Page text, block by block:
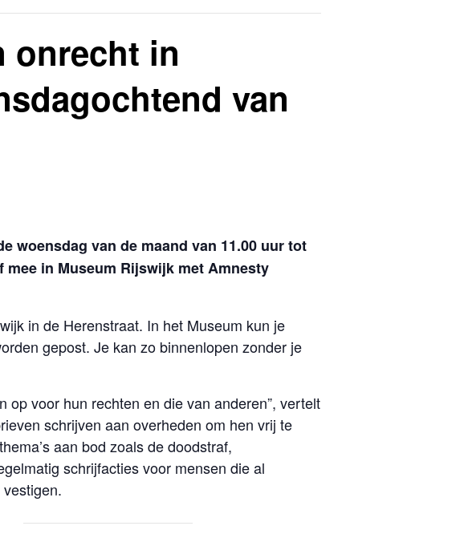
onrecht in
van
woensdag van de maand van 11.00 uur tot
in Museum Rijswijk met Amnesty
in de Herenstraat. In het Museum kun je
gepost. Je kan zo binnenlopen zonder je
op voor hun rechten en die van anderen”, vertelt
schrijven aan overheden om hen vrij te
aan bod zoals de doodstraf,
schrijfacties voor mensen die al